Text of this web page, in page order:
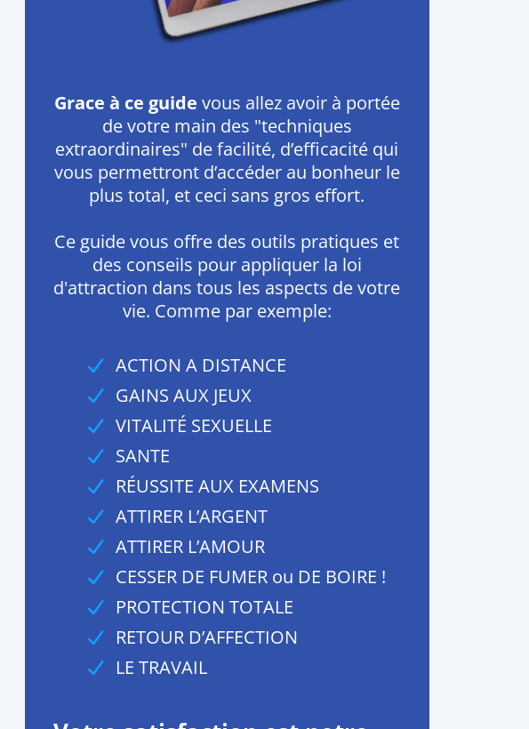
Grace à ce guide vous allez avoir à portée
de votre main des "techniques
extraordinaires" de facilité, d’efficacité qui
vous permettront d’accéder au bonheur le
plus total, et ceci sans gros effort.
Ce guide vous offre des outils pratiques et
des conseils pour appliquer la loi
d'attraction dans tous les aspects de votre
vie. Comme par exemple:
ACTION A DISTANCE
GAINS AUX JEUX
VITALITÉ SEXUELLE
SANTE
RÉUSSITE AUX EXAMENS
ATTIRER L’ARGENT
ATTIRER L’AMOUR
CESSER DE FUMER ou DE BOIRE !
PROTECTION TOTALE
RETOUR D’AFFECTION
LE TRAVAIL